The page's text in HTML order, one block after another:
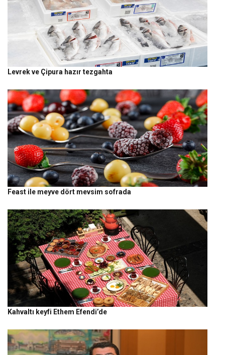
Levrek ve Çipura hazır tezgahta
Feast ile meyve dört mevsim sofrada
Kahvaltı keyfi Ethem Efendi’de